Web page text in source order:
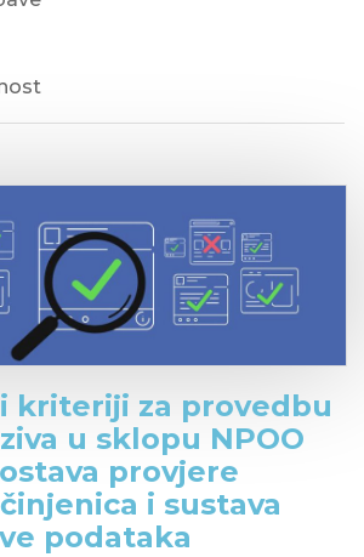
kriteriji za provedbu
u sklopu NPOO
provjere
i sustava
podataka